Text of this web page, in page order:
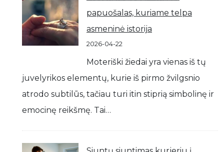
papuošalas, kuriame telpa
asmeninė istorija
2026-04-22
Moteriški žiedai yra vienas iš tų
juvelyrikos elementų, kurie iš pirmo žvilgsnio
atrodo subtilūs, tačiau turi itin stiprią simbolinę ir
emocinę reikšmę. Tai…